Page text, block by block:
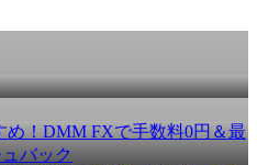
め！DMM FXで手数料0円＆最
バック